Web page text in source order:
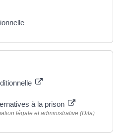
à la prison
légale et administrative (Dila)